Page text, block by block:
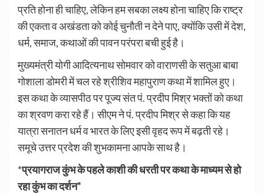
प्रति होना ही चाहिए, लेकिन हम सबका लक्ष्य होना चाहिए कि राष्ट्र
की एकता व अखंडता को कोई चुनौती न देने पाए, क्योंकि उसी में देश,
धर्म, समाज, कथाओं की पावन परंपरा बची हुई है।
मुख्यमंत्री योगी आदित्यनाथ सोमवार को वाराणसी के सतुआ बाबा
गोशाला डोमरी में चल रहे श्रीशिव महापुराण कथा में शामिल हुए।
इस कथा के व्यासपीठ पर पूज्य संत पं. प्रदीप मिश्र भक्तों को कथा
का श्रवण करा रहे हैं। सीएम ने पं. प्रदीप मिश्र से कहा कि यह
यात्रा सनातन धर्म व भारत के लिए इसी वृहद रूप में बढ़ती रहे।
समूचे उत्तर प्रदेश की शुभकामना आपके साथ है।
*प्रयागराज कुंभ के पहले काशी की धरती पर कथा के माध्यम से हो
रहा कुंभ का दर्शन*